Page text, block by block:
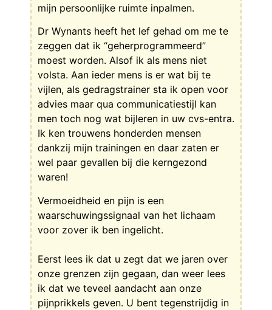
mijn persoonlijke ruimte inpalmen.
Dr Wynants heeft het lef gehad om me te
zeggen dat ik “geherprogrammeerd”
moest worden. Alsof ik als mens niet
volsta. Aan ieder mens is er wat bij te
vijlen, als gedragstrainer sta ik open voor
advies maar qua communicatiestijl kan
men toch nog wat bijleren in uw cvs-entra.
Ik ken trouwens honderden mensen
dankzij mijn trainingen en daar zaten er
wel paar gevallen bij die kerngezond
waren!
Vermoeidheid en pijn is een
waarschuwingssignaal van het lichaam
voor zover ik ben ingelicht.
Eerst lees ik dat u zegt dat we jaren over
onze grenzen zijn gegaan, dan weer lees
ik dat we teveel aandacht aan onze
pijnprikkels geven. U bent tegenstrijdig in